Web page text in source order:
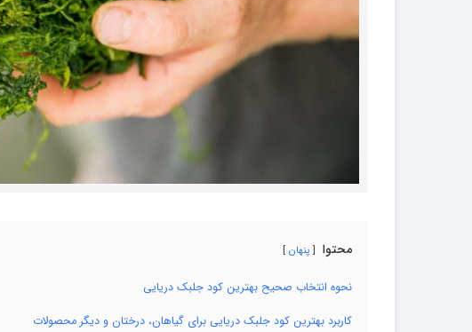
محتوا پنهان
نحوه انتخاب صحیح بهترین کود جلبک دریایی
کاربرد بهترین کود جلبک دریایی برای گیاهان، درختان و دیگر محصولات